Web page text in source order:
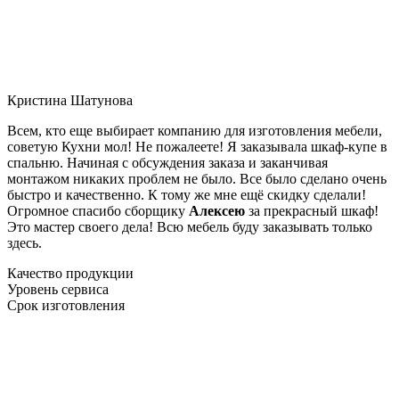
Кристина Шатунова
Всем, кто еще выбирает компанию для изготовления мебели,
советую Кухни мол! Не пожалеете! Я заказывала шкаф-купе в
спальню. Начиная с обсуждения заказа и заканчивая
монтажом никаких проблем не было. Все было сделано очень
быстро и качественно. К тому же мне ещё скидку сделали!
Огромное спасибо сборщику Алексею за прекрасный шкаф!
Это мастер своего дела! Всю мебель буду заказывать только
здесь.
Качество продукции
Уровень сервиса
Срок изготовления